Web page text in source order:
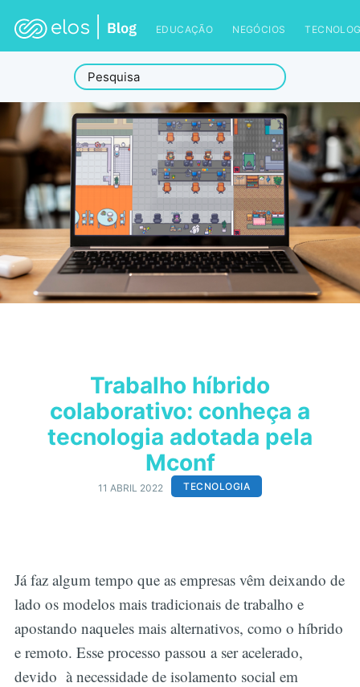
EDUCAÇÃO NEGÓCIOS
Trabalho híbrido
colaborativo: conheça a
tecnologia adotada pela
Mconf
11 ABRIL 2022 TECNOLOGIA
Já faz algum tempo que as empresas vêm deixando de
lado os modelos mais tradicionais de trabalho e
apostando naqueles mais alternativos, como o híbrido
e remoto. Esse processo passou a ser acelerado,
devido à necessidade de isolamento social em